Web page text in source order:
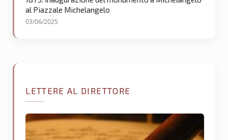
al Piazzale Michelangelo
03/06/2025
LETTERE AL DIRETTORE